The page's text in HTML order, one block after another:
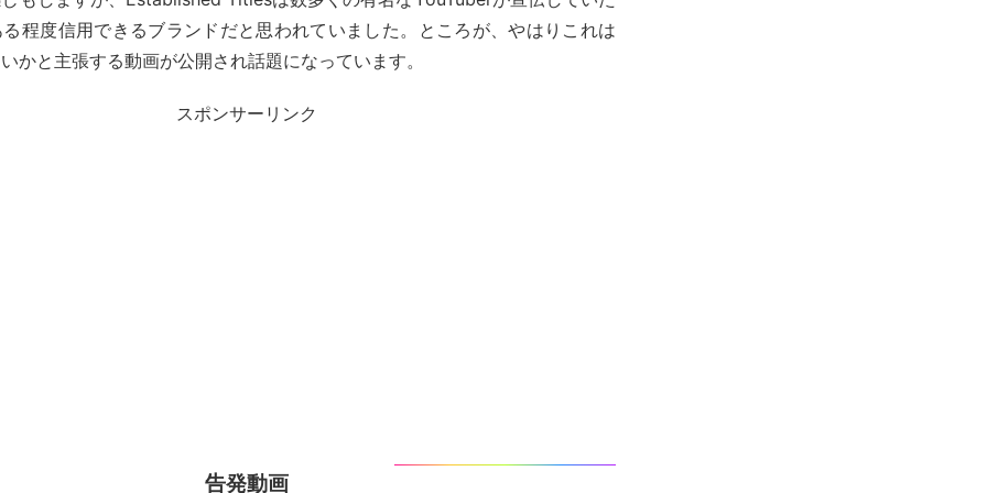
程度信用できるブランドだと思われていました。ところが、やはりこれは
かと主張する動画が公開され話題になっています。
スポンサーリンク
告発動画